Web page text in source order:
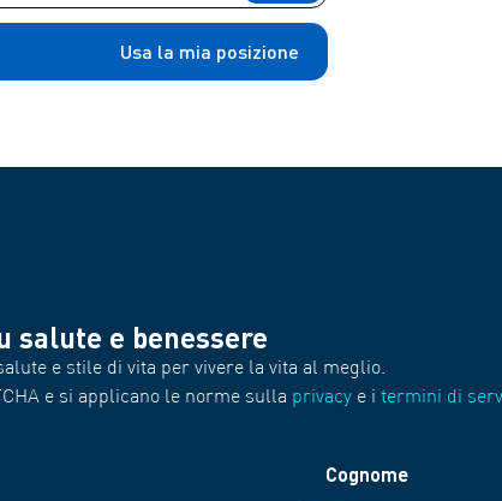
Usa la mia posizione
salute e benessere
e stile di vita per vivere la vita al meglio.
e si applicano le norme sulla privacy e i termini di
Cognome